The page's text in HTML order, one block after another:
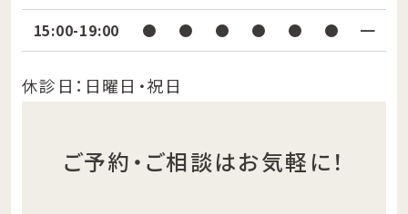
15:00-19:00 ● ● ● ● ● ● ━
休診日：日曜日・祝日
ご予約・ご相談はお気軽に！